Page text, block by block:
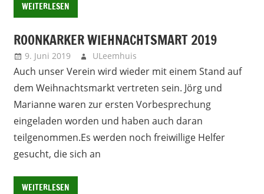
WEITERLESEN
ROONKARKER WIEHNACHTSMART 2019
9. Juni 2019 ULeemhuis
Auch unser Verein wird wieder mit einem Stand auf
dem Weihnachtsmarkt vertreten sein. Jörg und
Marianne waren zur ersten Vorbesprechung
eingeladen worden und haben auch daran
teilgenommen.Es werden noch freiwillige Helfer
gesucht, die sich an
WEITERLESEN